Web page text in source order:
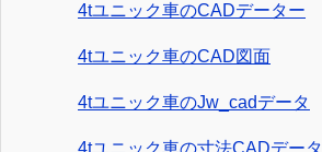
4tユニック車のCADデーター
4tユニック車のCAD図面
4tユニック車のJw_cadデータ